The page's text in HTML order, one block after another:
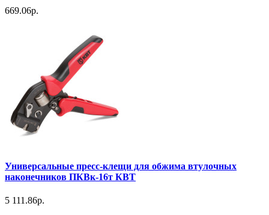
669.06р.
Универсальные пресс-клещи для обжима втулочных
наконечников ПКВк-16т КВТ
5 111.86р.